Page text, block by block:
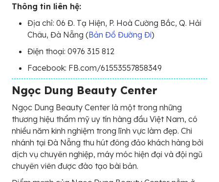
Thông tin liên hệ:
Địa chỉ: 06 Đ. Tạ Hiện, P. Hoà Cường Bắc, Q. Hải
Châu, Đà Nẵng (Bản Đồ Đường Đi)
Điện thoại: 0976 315 812
Facebook: FB.com/61553557858349
Ngọc Dung Beauty Center
Ngọc Dung Beauty Center là một trong những
thương hiệu thẩm mỹ uy tín hàng đầu Việt Nam, có
nhiều năm kinh nghiệm trong lĩnh vực làm đẹp. Chi
nhánh tại Đà Nẵng thu hút đông đảo khách hàng bởi
dịch vụ chuyên nghiệp, máy móc hiện đại và đội ngũ
chuyên viên được đào tạo bài bản.